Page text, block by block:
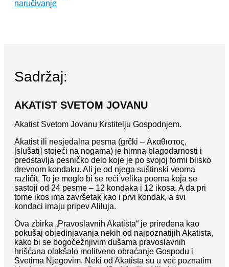
naručivanje
Sadržaj:
AKATIST SVETOM JOVANU
Akatist Svetom Jovanu Krstitelju Gospodnjem.
Akatist ili nesjedalna pesma (grčki – Ακαθιστος,
[slušati] stojeći na nogama) je himna blagodarnosti i
predstavlja pesničko delo koje je po svojoj formi blisko
drevnom kondaku. Ali je od njega suštinski veoma
različit. To je moglo bi se reći velika poema koja se
sastoji od 24 pesme – 12 kondaka i 12 ikosa. A da pri
tome ikos ima završetak kao i prvi kondak, a svi
kondaci imaju pripev Aliluja.
Ova zbirka „Pravoslavnih Akatista“ je priređena kao
pokušaj objedinjavanja nekih od najpoznatijih Akatista,
kako bi se bogočežnjivim dušama pravoslavnih
hrišćana olakšalo molitveno obraćanje Gospodu i
Svetima Njegovim. Neki od Akatista su u već poznatim